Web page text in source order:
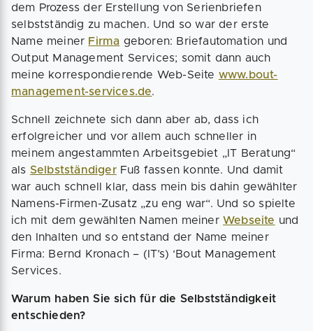
dem Prozess der Erstellung von Serienbriefen
selbstständig zu machen. Und so war der erste
Name meiner Firma geboren: Briefautomation und
Output Management Services; somit dann auch
meine korrespondierende Web-Seite www.bout-
management-services.de.
Schnell zeichnete sich dann aber ab, dass ich
erfolgreicher und vor allem auch schneller in
meinem angestammten Arbeitsgebiet „IT Beratung“
als SelbstständigerFuß fassen konnte. Und damit
war auch schnell klar, dass mein bis dahin gewählter
Namens-Firmen-Zusatz „zu eng war“. Und so spielte
ich mit dem gewählten Namen meinerWebseite und
den Inhalten und so entstand der Name meiner
Firma: Bernd Kronach – (IT’s) ‘Bout Management
Services.
Warum haben Sie sich für die Selbstständigkeit
entschieden?